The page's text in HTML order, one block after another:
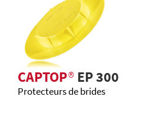
CAPTOP®EP 300
Protecteurs de brides